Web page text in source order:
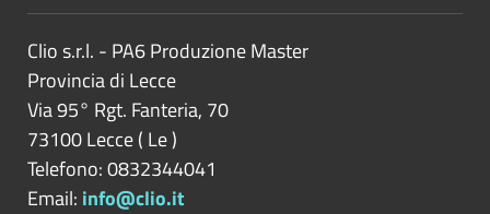
Clio s.r.l. - PA6 Produzione Master
Provincia di Lecce
Via 95° Rgt. Fanteria, 70
73100Lecce( Le)
Telefono: 0832344041
Email: info@clio.it